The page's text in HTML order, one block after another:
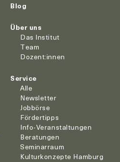
Blog
Über uns
Das Institut
Team
Dozent:innen
Service
Alle
Newsletter
Jobbörse
Fördertipps
Info-Veranstaltungen
Beratungen
Seminarraum
Kulturkonzepte Hamburg